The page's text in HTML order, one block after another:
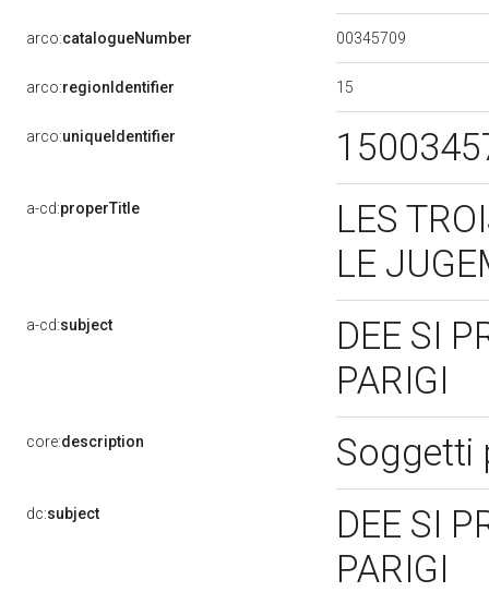
arco:catalogueNumber 00345709
arco:regionIdentifier 15
arco:uniqueIdentifier
a-cd:properTitle
LES
LE
a-cd:subject
DEE SI
PARIGI
core:description
dc:subject
DEE SI
PARIGI